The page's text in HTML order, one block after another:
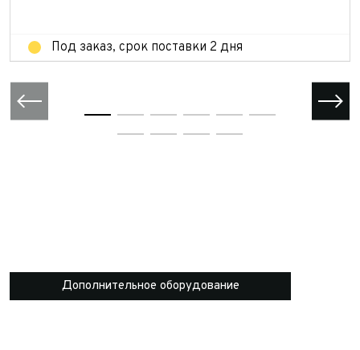
Под заказ, срок поставки 2 дня
Дополнительное оборудование